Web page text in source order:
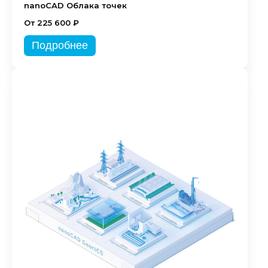
nanoCAD Облака точек
От 225 600 ₽
Подробнее